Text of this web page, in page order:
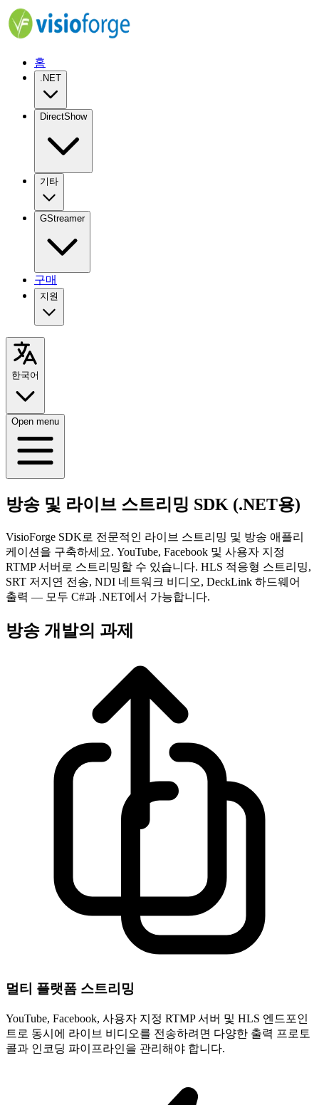
홈
.NET
DirectShow
기타
GStreamer
구매
지원
한국어
Open menu
방송 및 라이브 스트리밍 SDK (.NET용)
VisioForge SDK로 전문적인 라이브 스트리밍 및 방송 애플리
케이션을 구축하세요. YouTube, Facebook 및 사용자 지정
RTMP 서버로 스트리밍할 수 있습니다. HLS 적응형 스트리밍,
SRT 저지연 전송, NDI 네트워크 비디오, DeckLink 하드웨어
출력 — 모두 C#과 .NET에서 가능합니다.
방송 개발의 과제
멀티 플랫폼 스트리밍
YouTube, Facebook, 사용자 지정 RTMP 서버 및 HLS 엔드포인
트로 동시에 라이브 비디오를 전송하려면 다양한 출력 프로토
콜과 인코딩 파이프라인을 관리해야 합니다.